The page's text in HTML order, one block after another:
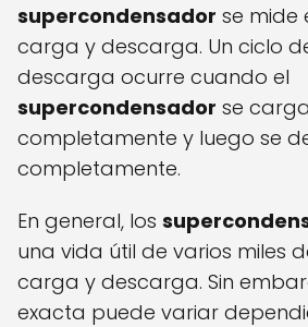
supercondensador se mide
carga y descarga. Un ciclo
descarga ocurre cuando el
supercondensador se carga
completamente y luego se
completamente.
En general, los
una vida útil de varios miles
carga y descarga. Sin
exacta puede variar